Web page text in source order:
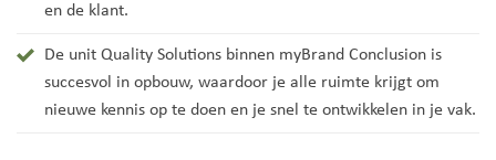
en de klant.
De unit Quality Solutions binnen myBrand Conclusion is
succesvol in opbouw, waardoor je alle ruimte krijgt om
nieuwe kennis op te doen en je snel te ontwikkelen in je vak.